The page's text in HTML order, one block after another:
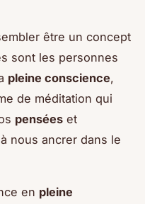
être un concept
sont les personnes
pleine conscience,
de méditation qui
pensées et
nous ancrer dans le
en pleine